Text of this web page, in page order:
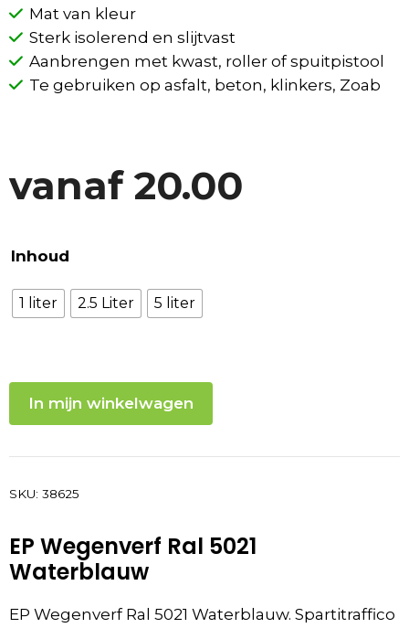
Mat van kleur
Sterk isolerend en slijtvast
Aanbrengen met kwast, roller of spuitpistool
Te gebruiken op asfalt, beton, klinkers, Zoab
vanaf20.00
Inhoud
1 liter 2.5 Liter 5 liter
In mijn winkelwagen
SKU: 38625
EP Wegenverf Ral 5021
Waterblauw
EP Wegenverf Ral 5021 Waterblauw. Spartitraffico